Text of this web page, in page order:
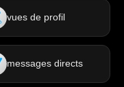
vues de profil
messages directs